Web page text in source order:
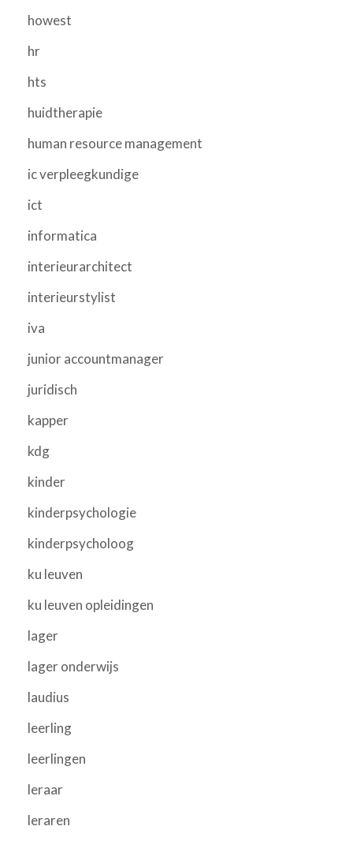
howest
hr
hts
huidtherapie
human resource management
ic verpleegkundige
ict
informatica
interieurarchitect
interieurstylist
iva
junior accountmanager
juridisch
kapper
kdg
kinder
kinderpsychologie
kinderpsycholoog
ku leuven
ku leuven opleidingen
lager
lager onderwijs
laudius
leerling
leerlingen
leraar
leraren